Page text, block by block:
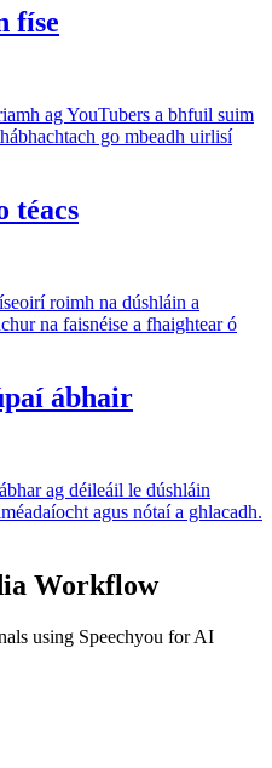
físe
ag YouTubers a bhfuil suim
go mbeadh uirlisí
téacs
roimh na dúshláin a
na faisnéise a fhaightear ó
ábhair
ag déileáil le dúshláin
agus nótaí a ghlacadh.
Workflow
using Speechyou for AI